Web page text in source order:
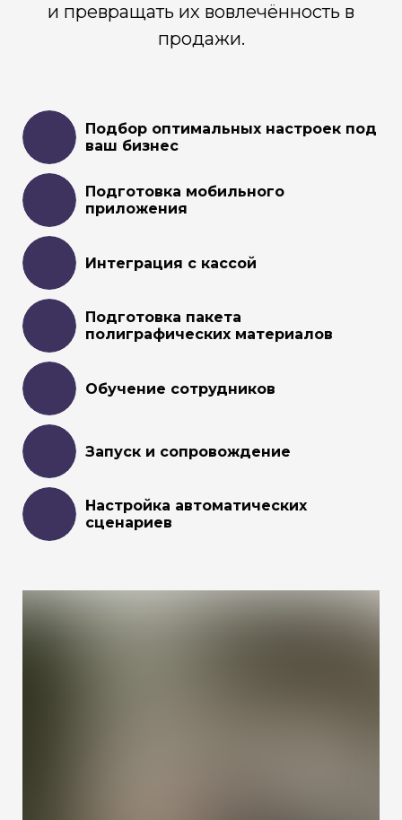
и превращать их вовлечённость в
продажи.
Подбор оптимальных настроек под
ваш бизнес
Подготовка мобильного
приложения
Интеграция с кассой
Подготовка пакета
полиграфических материалов
Обучение сотрудников
Запуск и сопровождение
Настройка автоматических
сценариев